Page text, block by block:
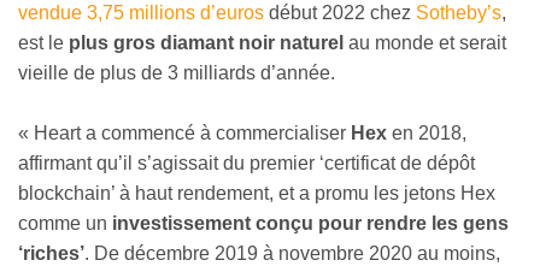
vendue 3,75 millions d’euros début 2022 chez Sotheby’s,
est le plus gros diamant noir naturel au monde et serait
vieille de plus de 3 milliards d’année.
« Heart a commencé à commercialiser Hex en 2018,
affirmant qu’il s’agissait du premier ‘certificat de dépôt
blockchain’ à haut rendement, et a promu les jetons Hex
comme un investissement conçu pour rendre les gens
‘riches’. De décembre 2019 à novembre 2020 au moins,